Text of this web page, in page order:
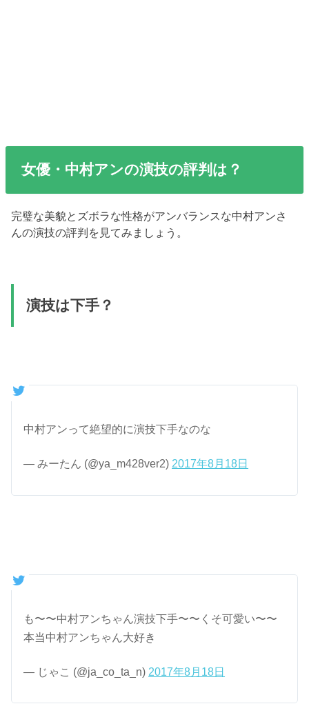
女優・中村アンの演技の評判は？
完璧な美貌とズボラな性格がアンバランスな中村アンさ
んの演技の評判を見てみましょう。
演技は下手？
中村アンって絶望的に演技下手なのな
— みーたん (@ya_m428ver2) 2017年8月18日
も〜〜中村アンちゃん演技下手〜〜くそ可愛い〜〜
本当中村アンちゃん大好き
— じゃこ (@ja_co_ta_n) 2017年8月18日